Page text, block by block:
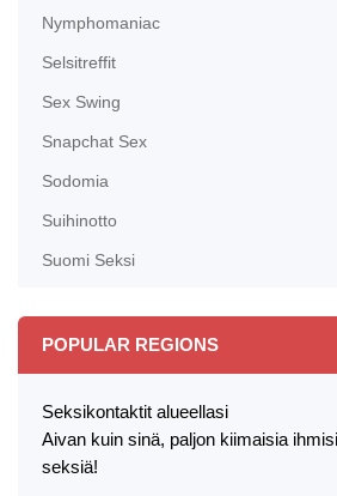
Nymphomaniac
Selsitreffit
Sex Swing
Snapchat Sex
Sodomia
Suihinotto
Suomi Seksi
POPULAR REGIONS
Seksikontaktit alueellasi
Aivan kuin sinä, paljon kiimaisia
seksiä!